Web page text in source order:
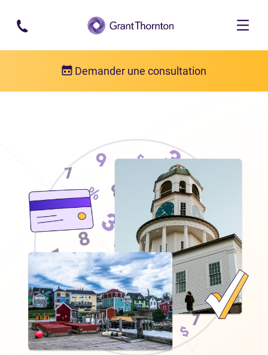
Passer au contenu principal
Demander une consultation